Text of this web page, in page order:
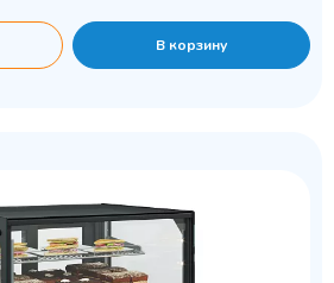
В корзину